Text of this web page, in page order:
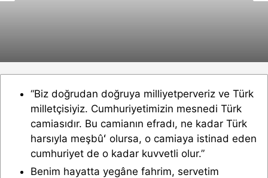
“Biz doğrudan doğruya milliyetperveriz ve Türk
milletçisiyiz. Cumhuriyetimizin mesnedi Türk
camiasıdır. Bu camianın efradı, ne kadar Türk
harsıyla meşbûʻ olursa, o camiaya istinad eden
cumhuriyet de o kadar kuvvetli olur.”
Benim hayatta yegâne fahrim, servetim